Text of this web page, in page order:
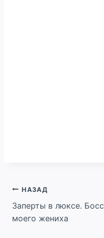
Навигация
по
НАЗАД
Заперты в люксе. Босс
моего жениха